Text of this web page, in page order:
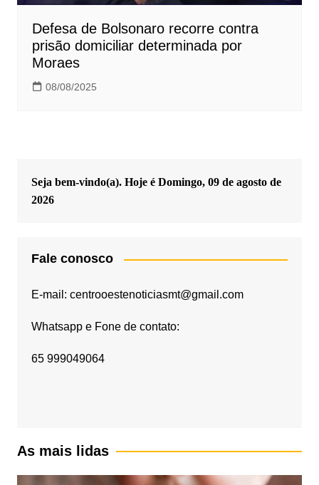
Defesa de Bolsonaro recorre contra
prisão domiciliar determinada por
Moraes
08/08/2025
Seja bem-vindo(a). Hoje é Domingo, 09 de agosto de
2026
Fale conosco
E-mail: centrooestenoticiasmt@gmail.com
Whatsapp e Fone de contato:
65 999049064
As mais lidas